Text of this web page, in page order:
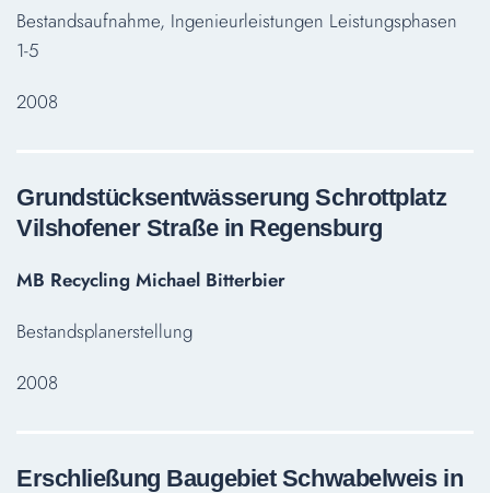
Bestandsaufnahme, Ingenieurleistungen Leistungsphasen
1-5
2008
Grundstücksentwässerung Schrottplatz
Vilshofener Straße in Regensburg
MB Recycling Michael Bitterbier
Bestandsplanerstellung
2008
Erschließung Baugebiet Schwabelweis in